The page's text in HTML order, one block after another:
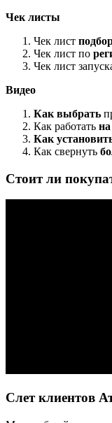
Чек листы
Чек лист
Чек лист по
Чек лист
Видео
Как выбрать
Как работать
Как
Как свернуть
Стоит ли
Слет клиентов